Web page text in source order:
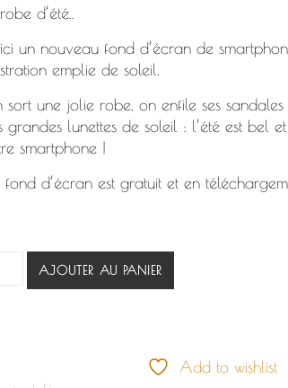
d’été..
un nouveau fond d’écran de
emplie de soleil.
sort une jolie robe, on enfile ses
grandes lunettes de soleil : l’été est bel
smartphone !
d’écran est gratuit et en
de La robe d’été
AJOUTER AU PANIER
Add to wishlist